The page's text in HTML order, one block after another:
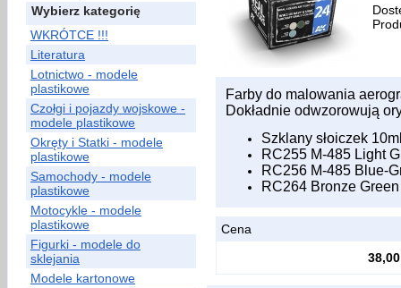
Wybierz kategorię
WKRÓTCE !!!
Literatura
Lotnictwo - modele
plastikowe
Czołgi i pojazdy wojskowe -
modele plastikowe
Okręty i Statki - modele
plastikowe
Samochody - modele
plastikowe
Motocykle - modele
plastikowe
Figurki - modele do
sklejania
Modele kartonowe
Farby do malowania
Dokładnie odwzorowują
Szklany słoiczek
RC255 M-485 Light
RC256 M-485 Blue-
RC264 Bronze Green
Cena
38,00